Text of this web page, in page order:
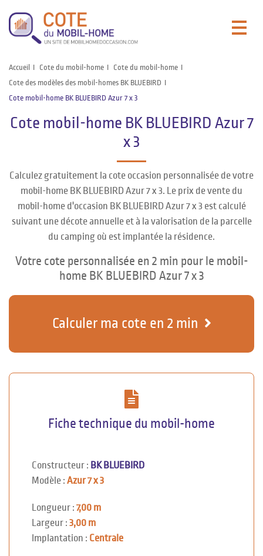
Accueil Cote du mobil-home
Cote du mobil-home
Cote des modèles des mobil-homes BK BLUEBIRD
Cote mobil-home BK BLUEBIRD Azur 7 x 3
Cote mobil-home BK BLUEBIRD Azur 7
x 3
Calculez gratuitement la cote occasion personnalisée de votre
mobil-home BK BLUEBIRD Azur 7 x 3. Le prix de vente du
mobil-home d'occasion BK BLUEBIRD Azur 7 x 3 est calculé
suivant une décote annuelle et à la valorisation de la parcelle
du camping où est implantée la résidence.
Votre cote personnalisée en 2 min pour le mobil-
home BK BLUEBIRD Azur 7 x 3
Calculer ma cote en 2 min
Fiche technique du mobil-home
Constructeur : BK BLUEBIRD
Modèle : Azur 7 x 3
Longueur : 7,00 m
Largeur : 3,00 m
Implantation : Centrale